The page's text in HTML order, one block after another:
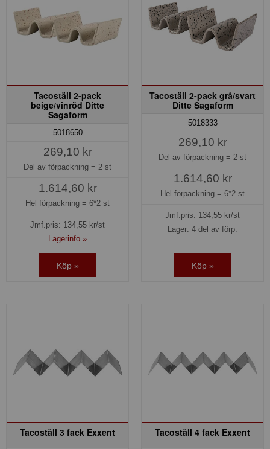
Tacoställ 2-pack
beige/vinröd Ditte
Sagaform
5018650
269,10 kr
Del av förpackning = 2 st
1.614,60 kr
Hel förpackning = 6*2 st
Jmf.pris: 134,55 kr/st
Lagerinfo »
Köp »
Tacoställ 2-pack grå/svart
Ditte Sagaform
5018333
269,10 kr
Del av förpackning = 2 st
1.614,60 kr
Hel förpackning = 6*2 st
Jmf.pris: 134,55 kr/st
Lager: 4 del av förp.
Köp »
Tacoställ 3 fack Exxent Tacoställ 4 fack Exxent